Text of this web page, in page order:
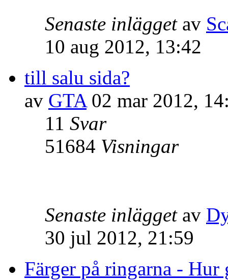
Senaste inlägget av
10 aug 2012, 13:42
till salu sida?
av GTA02 mar 2012,
11 Svar
51684 Visningar
Senaste inlägget av
30 jul 2012, 21:59
Färger på ringarna - Hur